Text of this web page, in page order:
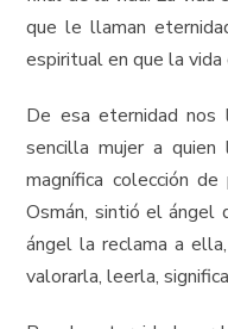
que le llaman
espiritual en que la vida
De esa eternidad nos
sencilla mujer a
magnífica colección
Osmán, sintió el ángel
ángel la reclama a
valorarla, leerla,